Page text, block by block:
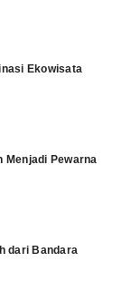
Ekowisata
Menjadi Pewarna
dari Bandara